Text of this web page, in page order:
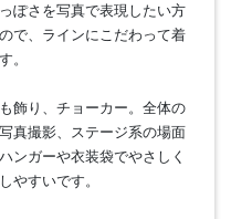
ぽさを写真で表現したい方
で、ラインにこだわって着
。
飾り、チョーカー。全体の
真撮影、ステージ系の場面
ンガーや衣装袋でやさしく
やすいです。